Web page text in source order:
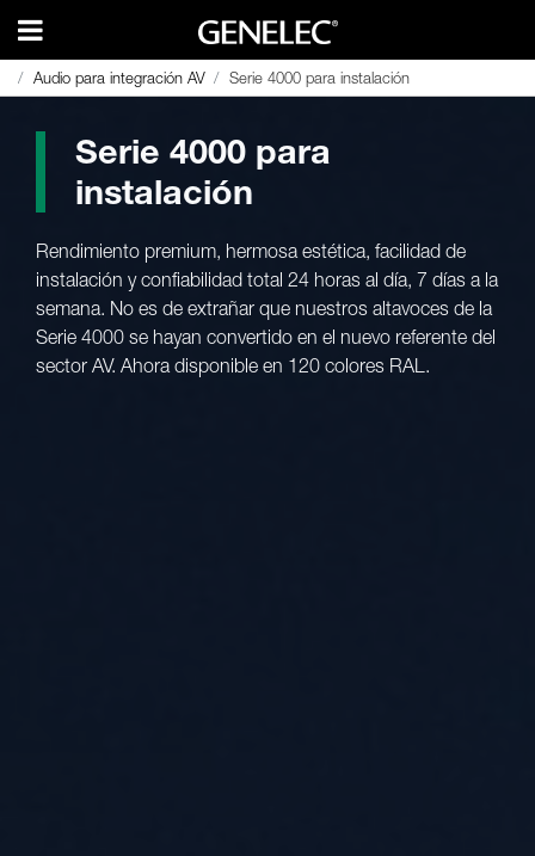
Audio para integración AV Serie 4000 para instalación
Audio para integración AV Serie 4000 para instalación
Serie 4000 para
instalación
Rendimiento premium, hermosa estética, facilidad de
instalación y confiabilidad total 24 horas al día, 7 días a la
semana. No es de extrañar que nuestros altavoces de la
Serie 4000 se hayan convertido en el nuevo referente del
sector AV. Ahora disponible en 120 colores RAL.